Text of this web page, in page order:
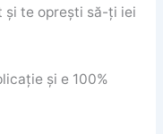
te oprești să-ți iei
și e 100%